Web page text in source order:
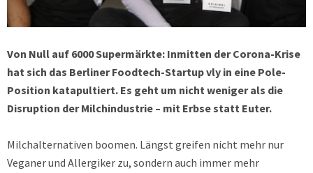
Von Null auf 6000 Supermärkte: Inmitten der Corona-Krise
hat sich das Berliner Foodtech-Startup vly in eine Pole-
Position katapultiert. Es geht um nicht weniger als die
Disruption der Milchindustrie – mit Erbse statt Euter.
Milchalternativen boomen. Längst greifen nicht mehr nur
Veganer und Allergiker zu, sondern auch immer mehr